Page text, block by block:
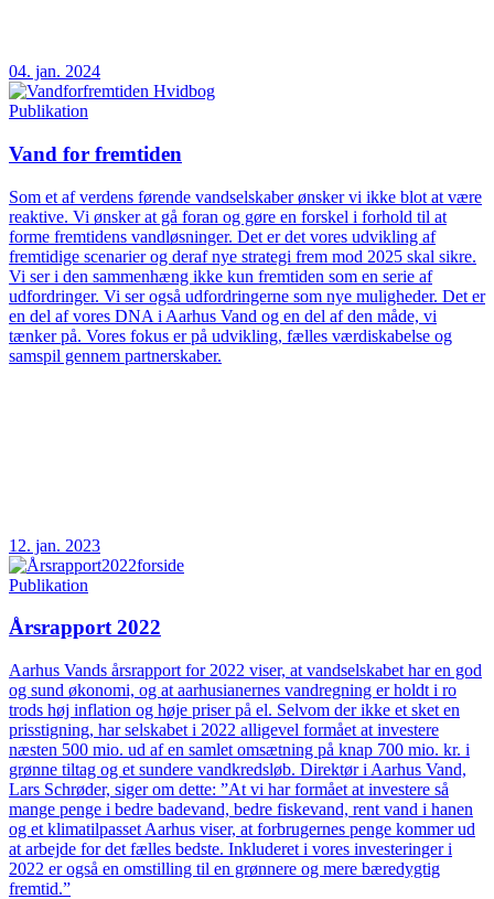
04. jan. 2024
Publikation
Vand for fremtiden
Som et af verdens førende vandselskaber ønsker vi ikke blot at være
reaktive. Vi ønsker at gå foran og gøre en forskel i forhold til at
forme fremtidens vandløsninger. Det er det vores udvikling af
fremtidige scenarier og deraf nye strategi frem mod 2025 skal sikre.
Vi ser i den sammenhæng ikke kun fremtiden som en serie af
udfordringer. Vi ser også udfordringerne som nye muligheder. Det er
en del af vores DNA i Aarhus Vand og en del af den måde, vi
tænker på. Vores fokus er på udvikling, fælles værdiskabelse og
samspil gennem partnerskaber.
12. jan. 2023
Publikation
Årsrapport 2022
Aarhus Vands årsrapport for 2022 viser, at vandselskabet har en god
og sund økonomi, og at aarhusianernes vandregning er holdt i ro
trods høj inflation og høje priser på el. Selvom der ikke et sket en
prisstigning, har selskabet i 2022 alligevel formået at investere
næsten 500 mio. ud af en samlet omsætning på knap 700 mio. kr. i
grønne tiltag og et sundere vandkredsløb. Direktør i Aarhus Vand,
Lars Schrøder, siger om dette: ”At vi har formået at investere så
mange penge i bedre badevand, bedre fiskevand, rent vand i hanen
og et klimatilpasset Aarhus viser, at forbrugernes penge kommer ud
at arbejde for det fælles bedste. Inkluderet i vores investeringer i
2022 er også en omstilling til en grønnere og mere bæredygtig
fremtid.”